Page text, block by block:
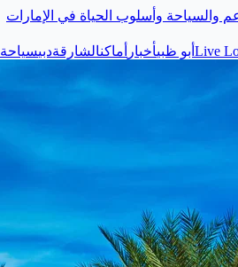
والسياحة وأسلوب الحياة في الإمارات
Live أبو ظبيأخبار أماكنالشارقةدبيسياحة